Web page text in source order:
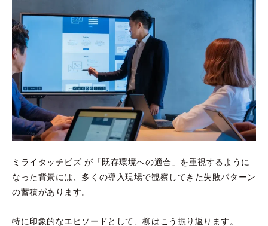
ミライタッチビズ が「既存環境への適合」を重視するように
なった背景には、多くの導入現場で観察してきた失敗パターン
の蓄積があります。
特に印象的なエピソードとして、柳はこう振り返ります。